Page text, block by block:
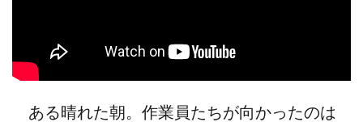
ある晴れた朝。作業員たちが向かったのは